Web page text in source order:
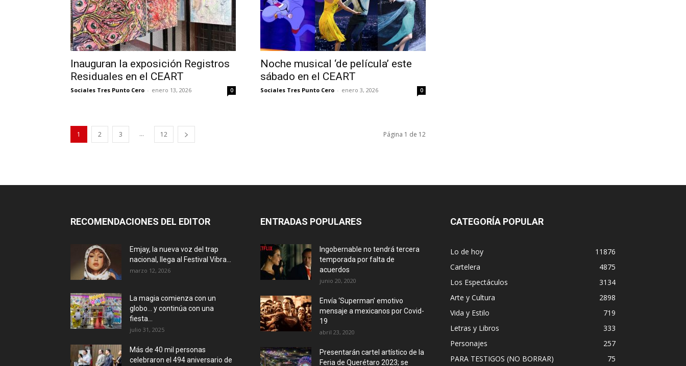
Inauguran la exposición Registros
Residuales en el CEART
Sociales Tres Punto Cero - enero 13, 2026 0
Noche musical ‘de película’ este
sábado en el CEART
Sociales Tres Punto Cero - enero 3, 2026 0
1 2 3 ... 12 Página 1 de 12
RECOMENDACIONES DEL EDITOR
Emjay, la nueva voz del trap
nacional, llega al Festival Vibra...
marzo 12, 2026
La magia comienza con un
globo… y continúa con una
fiesta...
julio 31, 2025
Más de 40 mil personas
celebraron el 494 aniversario de
ENTRADAS POPULARES
Ingobernable no tendrá tercera
temporada por falta de
acuerdos
junio 20, 2020
Envía ‘Superman’ emotivo
mensaje a mexicanos por Covid-
19
abril 23, 2020
Presentarán cartel artístico de la
Feria de Querétaro 2023; se
CATEGORÍA POPULAR
Lo de hoy
11876
Cartelera
4875
Los Espectáculos
3134
Arte y Cultura
2898
Vida y Estilo
719
Letras y Libros
333
Personajes
257
PARA TESTIGOS (NO BORRAR)
75